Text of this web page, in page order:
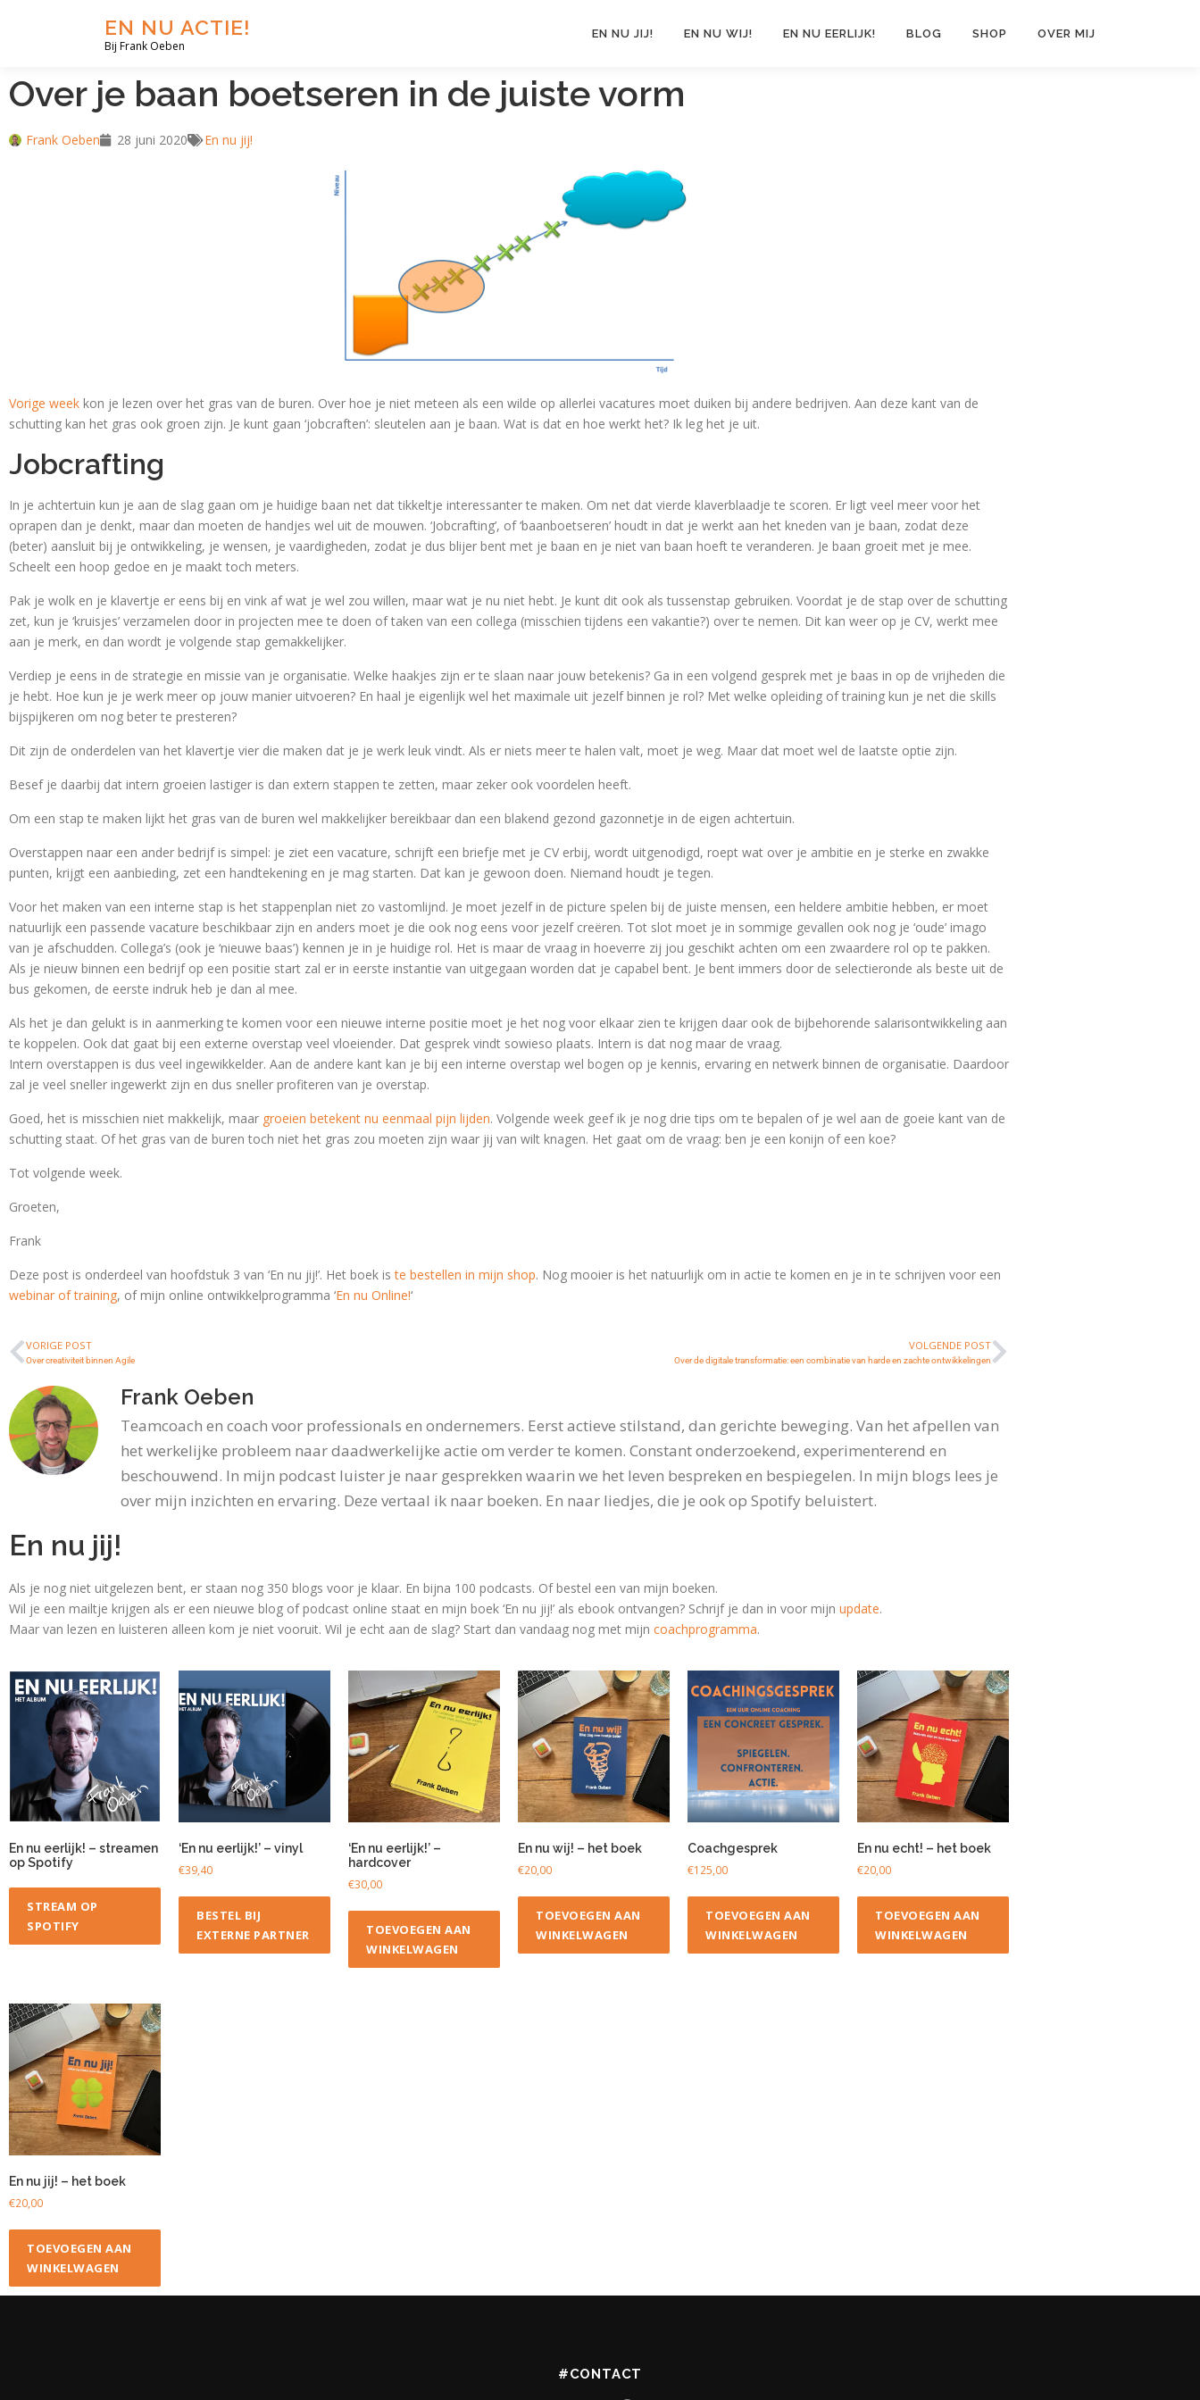
EN NU ACTIE!
Bij Frank Oeben
EN NU JIJ! EN NU WIJ! EN NU EERLIJK! BLOG SHOP OVER MIJ
Over je baan boetseren in de juiste vorm
Frank Oeben 28 juni 2020 En nu jij!
Vorige week kon je lezen over het gras van de buren. Over hoe je niet meteen als een wilde op allerlei vacatures moet duiken bij andere bedrijven. Aan deze kant van de
schutting kan het gras ook groen zijn. Je kunt gaan ‘jobcraften’: sleutelen aan je baan. Wat is dat en hoe werkt het? Ik leg het je uit.
Jobcrafting
In je achtertuin kun je aan de slag gaan om je huidige baan net dat tikkeltje interessanter te maken. Om net dat vierde klaverblaadje te scoren. Er ligt veel meer voor het
oprapen dan je denkt, maar dan moeten de handjes wel uit de mouwen. ‘Jobcrafting’, of ‘baanboetseren’ houdt in dat je werkt aan het kneden van je baan, zodat deze
(beter) aansluit bij je ontwikkeling, je wensen, je vaardigheden, zodat je dus blijer bent met je baan en je niet van baan hoeft te veranderen. Je baan groeit met je mee.
Scheelt een hoop gedoe en je maakt toch meters.
Pak je wolk en je klavertje er eens bij en vink af wat je wel zou willen, maar wat je nu niet hebt. Je kunt dit ook als tussenstap gebruiken. Voordat je de stap over de schutting
zet, kun je ‘kruisjes’ verzamelen door in projecten mee te doen of taken van een collega (misschien tijdens een vakantie?) over te nemen. Dit kan weer op je CV, werkt mee
aan je merk, en dan wordt je volgende stap gemakkelijker.
Verdiep je eens in de strategie en missie van je organisatie. Welke haakjes zijn er te slaan naar jouw betekenis? Ga in een volgend gesprek met je baas in op de vrijheden die
je hebt. Hoe kun je je werk meer op jouw manier uitvoeren? En haal je eigenlijk wel het maximale uit jezelf binnen je rol? Met welke opleiding of training kun je net die skills
bijspijkeren om nog beter te presteren?
Dit zijn de onderdelen van het klavertje vier die maken dat je je werk leuk vindt. Als er niets meer te halen valt, moet je weg. Maar dat moet wel de laatste optie zijn.
Besef je daarbij dat intern groeien lastiger is dan extern stappen te zetten, maar zeker ook voordelen heeft.
Om een stap te maken lijkt het gras van de buren wel makkelijker bereikbaar dan een blakend gezond gazonnetje in de eigen achtertuin.
Overstappen naar een ander bedrijf is simpel: je ziet een vacature, schrijft een briefje met je CV erbij, wordt uitgenodigd, roept wat over je ambitie en je sterke en zwakke
punten, krijgt een aanbieding, zet een handtekening en je mag starten. Dat kan je gewoon doen. Niemand houdt je tegen.
Voor het maken van een interne stap is het stappenplan niet zo vastomlijnd. Je moet jezelf in de picture spelen bij de juiste mensen, een heldere ambitie hebben, er moet
natuurlijk een passende vacature beschikbaar zijn en anders moet je die ook nog eens voor jezelf creëren. Tot slot moet je in sommige gevallen ook nog je ‘oude’ imago
van je afschudden. Collega’s (ook je ‘nieuwe baas’) kennen je in je huidige rol. Het is maar de vraag in hoeverre zij jou geschikt achten om een zwaardere rol op te pakken.
Als je nieuw binnen een bedrijf op een positie start zal er in eerste instantie van uitgegaan worden dat je capabel bent. Je bent immers door de selectieronde als beste uit de
bus gekomen, de eerste indruk heb je dan al mee.
Als het je dan gelukt is in aanmerking te komen voor een nieuwe interne positie moet je het nog voor elkaar zien te krijgen daar ook de bijbehorende salarisontwikkeling aan
te koppelen. Ook dat gaat bij een externe overstap veel vloeiender. Dat gesprek vindt sowieso plaats. Intern is dat nog maar de vraag.
Intern overstappen is dus veel ingewikkelder. Aan de andere kant kan je bij een interne overstap wel bogen op je kennis, ervaring en netwerk binnen de organisatie. Daardoor
zal je veel sneller ingewerkt zijn en dus sneller profiteren van je overstap.
Goed, het is misschien niet makkelijk, maar groeien betekent nu eenmaal pijn lijden. Volgende week geef ik je nog drie tips om te bepalen of je wel aan de goeie kant van de
schutting staat. Of het gras van de buren toch niet het gras zou moeten zijn waar jij van wilt knagen. Het gaat om de vraag: ben je een konijn of een koe?
Tot volgende week.
Groeten,
Frank
Deze post is onderdeel van hoofdstuk 3 van ‘En nu jij!’. Het boek iste bestellen in mijn shop. Nog mooier is het natuurlijk om in actie te komen en je in te schrijven voor een
webinar of training, of mijn online ontwikkelprogramma ‘En nu Online!‘
VORIGE POST
Over creativiteit binnen Agile
VOLGENDE POST
Over de digitale transformatie: een combinatie van harde en zachte ontwikkelingen
Frank Oeben
Teamcoach en coach voor professionals en ondernemers. Eerst actieve stilstand, dan gerichte beweging. Van het afpellen van
het werkelijke probleem naar daadwerkelijke actie om verder te komen. Constant onderzoekend, experimenterend en
beschouwend. In mijn podcast luister je naar gesprekken waarin we het leven bespreken en bespiegelen. In mijn blogs lees je
over mijn inzichten en ervaring. Deze vertaal ik naar boeken. En naar liedjes, die je ook op Spotify beluistert.
En nu jij!
Als je nog niet uitgelezen bent, er staan nog 350 blogs voor je klaar. En bijna 100 podcasts. Of bestel een van mijn boeken.
Wil je een mailtje krijgen als er een nieuwe blog of podcast online staat en mijn boek ‘En nu jij!’ als ebook ontvangen? Schrijf je dan in voor mijn update.
Maar van lezen en luisteren alleen kom je niet vooruit. Wil je echt aan de slag? Start dan vandaag nog met mijn coachprogramma.
En nu eerlijk! – streamen
op Spotify
STREAM OP
SPOTIFY
‘En nu eerlijk!’ – vinyl
€39,40
BESTEL BIJ
EXTERNE PARTNER
‘En nu eerlijk!’ –
hardcover
€30,00
TOEVOEGEN AAN
WINKELWAGEN
En nu wij! – het boek
€20,00
TOEVOEGEN AAN
WINKELWAGEN
Coachgesprek
€125,00
TOEVOEGEN AAN
WINKELWAGEN
En nu echt! – het boek
€20,00
TOEVOEGEN AAN
WINKELWAGEN
En nu jij! – het boek
€20,00
TOEVOEGEN AAN
WINKELWAGEN
#CONTACT